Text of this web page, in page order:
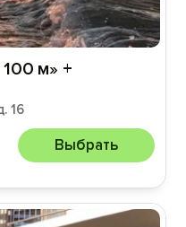
м» +
16
Выбрать